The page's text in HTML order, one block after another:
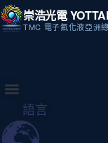
崇浩光電
TMC 電子氟化液亞洲
語言